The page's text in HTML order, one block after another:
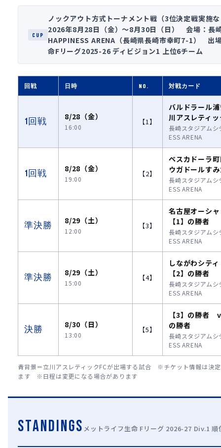
CUP
ノックアウト方式トーナメント戦（3位決定戦実施
2026年8月28日（金）〜8月30日（日） 会場：長
HAPPINESS ARENA（長崎県長崎市幸町7-1） 出
命Fリーグ2025-26 ディビジョン1 上位6チーム
回戦 日時 NO. 対戦カード
1回戦 8/28（金）
16:00
【1】
バルドラー
川アスレティッ
長崎スタジアムシ
ESS ARENA
1回戦 8/28（金）
19:00
【2】
ペスカドー
ウガドールす
長崎スタジアムシ
ESS ARENA
準決勝 8/29（土）
12:00
【3】
名古屋オー
【1】の勝者
長崎スタジアムシ
ESS ARENA
準決勝 8/29（土）
15:00
【4】
しながわシ
【2】の勝者
長崎スタジアムシ
ESS ARENA
決勝 8/30（日）
13:00
【5】
【3】の勝者
の勝者
長崎スタジアムシ
ESS ARENA
青背景＝立川アスレティックFCが出場する試合 ※チケット情報は決
ます ※日程は変更になる場合があります
STANDINGS メットライフ生命 Fリーグ 2026-27 Div.1 順